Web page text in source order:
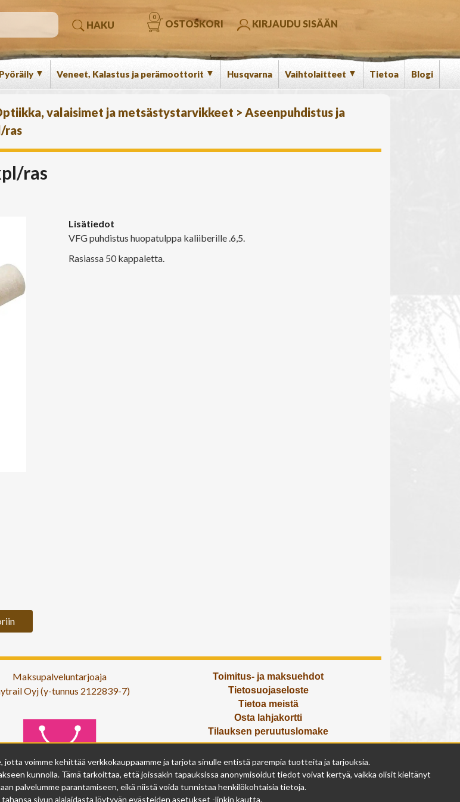
HAKU OSTOSKORI
0
KIRJAUDU SISÄÄN
Pyöräily ▼ Veneet, Kalastus ja perämoottorit ▼ Husqvarna Vaihtolaitteet ▼ Tietoa Blogi
valaisimet ja metsästystarvikkeet > Aseenpuhdistus ja
ras
ras
Lisätiedot
VFG puhdistus huopatulppa kaliiberille .6,5.
Rasiassa 50 kappaletta.
Maksupalveluntarjoaja
Oyj (y-tunnus 2122839-7)
Toimitus- ja maksuehdot
Tietosuojaseloste
Tietoa meistä
Osta lahjakortti
Tilauksen peruutuslomake
Olemme avoinna
ma - pe 9 - 17
la 9 - 14
su suljettu
voimme kehittää verkkokauppaamme ja tarjota sinulle entistä parempia tuotteita ja tarjouksia.
kunnolla. Tämä tarkoittaa, että joissakin tapauksissa anonymisoidut tiedot voivat kertyä, vaikka olisit kieltänyt
palvelumme parantamiseen, eikä niistä voida tunnistaa henkilökohtaisia tietoja.
sivun alalaidasta löytyvän evästeiden asetukset -linkin kautta.